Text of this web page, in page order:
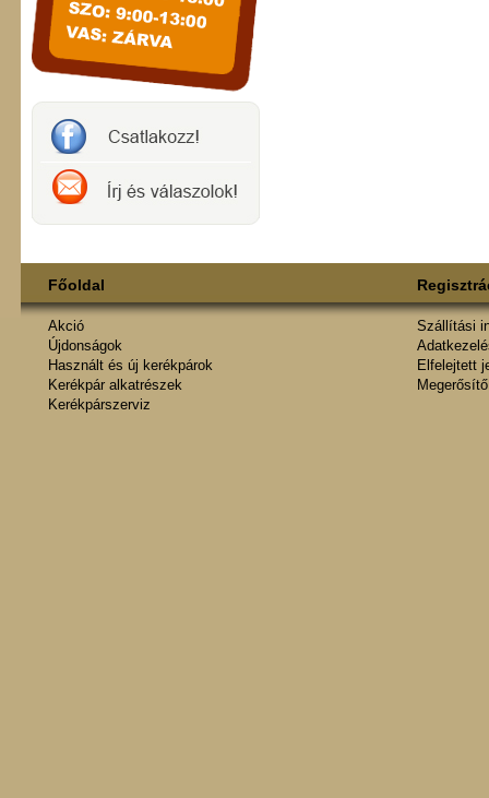
Főoldal
Akció
Újdonságok
Használt és új kerékpárok
Kerékpár alkatrészek
Kerékpárszerviz
Szállítási
Elfelejtett